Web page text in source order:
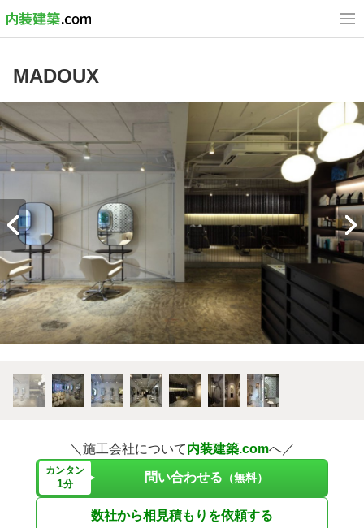
MADOUX
＼施工会社について内装建築.comへ／
カンタン
1分 問い合わせる （無料）
数社から相見積もりを依頼する